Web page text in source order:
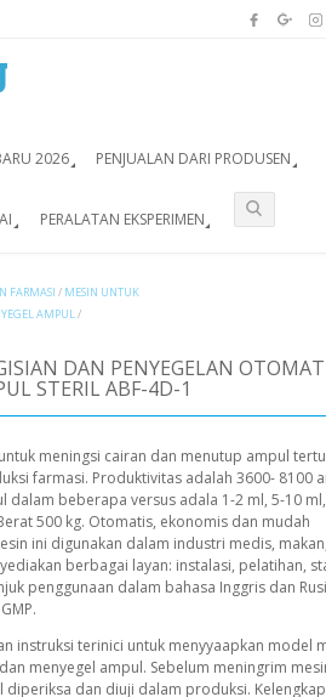
2026 PENJUALAN DARI PRODUSEN
PERALATAN EKSPERIMEN
FARMASI / MESIN UNTUK
AMPUL/
DAN PENYEGELAN
STERIL ABF-4D-1
meningsi cairan dan menutup ampul
farmasi. Produktivitas adalah 3600- 8100
dalam beberapa versus adala 1-2 ml, 5-10
500 kg. Otomatis, ekonomis dan mudah
ini digunakan dalam industri medis,
berbagai layan: instalasi, pelatihan,
penggunaan dalam bahasa Inggris dan
instruksi terinici untuk menyyaapkan model
menyegel ampul. Sebelum meningrim
diperiksa dan diuji dalam produksi.